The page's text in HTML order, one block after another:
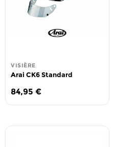
VISIÈRE
Arai CK6 Standard
84,95 €